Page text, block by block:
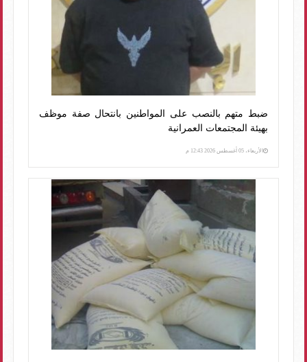
ضبط متهم بالنصب على المواطنين بانتحال صفة موظف
بهيئة المجتمعات العمرانية
الأربعاء، 05 أغسطس 2026 12:43 م